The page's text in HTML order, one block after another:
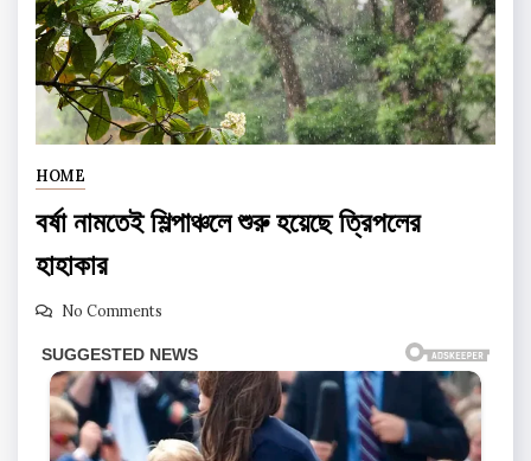
HOME
বর্ষা নামতেই শিল্পাঞ্চলে শুরু হয়েছে ত্রিপলের
হাহাকার
No Comments